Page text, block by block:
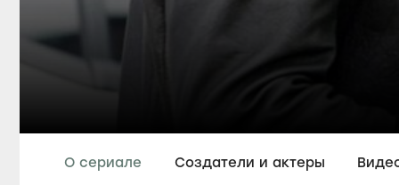
О сериале Создатели и актеры